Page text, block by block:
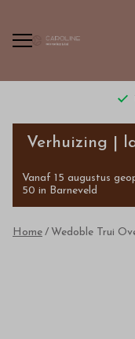
Trui
Verhuizing |
Vanaf 15 augustus
50 in Barneveld
Home Wedoble Trui